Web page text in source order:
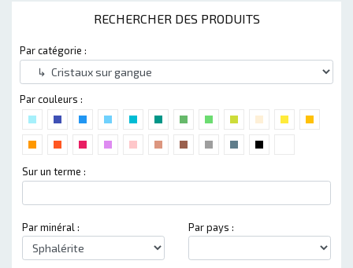
RECHERCHER DES PRODUITS
Par catégorie :
Par couleurs :
Sur un terme :
Par minéral : Par pays :